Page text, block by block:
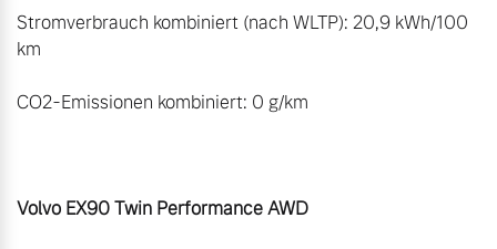
Stromverbrauch kombiniert (nach WLTP): 20,9 kWh/100
km
CO2-Emissionen kombiniert: 0 g/km
Volvo EX90 Twin Performance AWD